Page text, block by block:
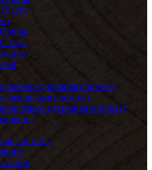
сдвижная система)
система)
сдвижная система)
система